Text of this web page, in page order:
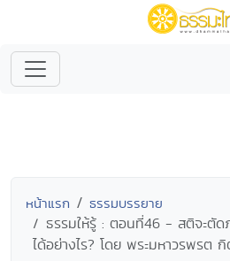
หน้าแรก ธรรมบรรยาย
ธรรมให้รู้ : ตอนที่46 - สติจะตั
ได้อย่างไร? โดย พระมหาวรพรต กิ